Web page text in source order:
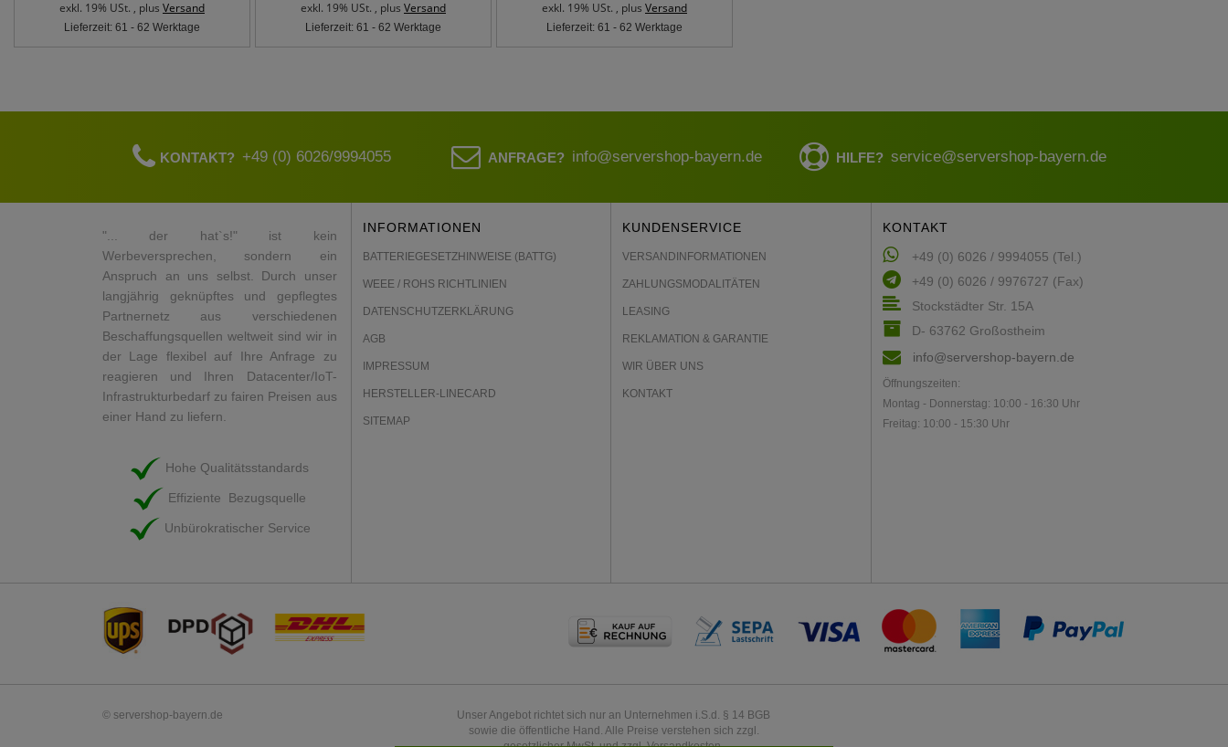
exkl. 19% USt. , plus Versand
Lieferzeit: 61 - 62 Werktage
exkl. 19% USt. , plus Versand
Lieferzeit: 61 - 62 Werktage
exkl. 19% USt. , plus Versand
Lieferzeit: 61 - 62 Werktage
KONTAKT? +49 (0) 6026/9994055 ANFRAGE? info@servershop-bayern.de HILFE? service@servershop-bayern.de
"... der hat`s!" ist kein
Werbeversprechen, sondern ein
Anspruch an uns selbst. Durch unser
langjährig geknüpftes und gepflegtes
Partnernetz aus verschiedenen
Beschaffungsquellen weltweit sind wir in
der Lage flexibel auf Ihre Anfrage zu
reagieren und Ihren Datacenter/IoT-
Infrastrukturbedarf zu fairen Preisen aus
einer Hand zu liefern.
Hohe Qualitätsstandards
Effiziente Bezugsquelle
Unbürokratischer Service
INFORMATIONEN
BATTERIEGESETZHINWEISE (BATTG)
WEEE / ROHS RICHTLINIEN
DATENSCHUTZERKLÄRUNG
AGB
IMPRESSUM
HERSTELLER-LINECARD
SITEMAP
KUNDENSERVICE
VERSANDINFORMATIONEN
ZAHLUNGSMODALITÄTEN
LEASING
REKLAMATION & GARANTIE
WIR ÜBER UNS
KONTAKT
KONTAKT
+49 (0) 6026 / 9994055 (Tel.)
+49 (0) 6026 / 9976727 (Fax)
Stockstädter Str. 15A
D- 63762 Großostheim
info@servershop-bayern.de
Öffnungszeiten:
Montag - Donnerstag: 10:00 - 16:30 Uhr
Freitag: 10:00 - 15:30 Uhr
© servershop-bayern.de
Unser Angebot richtet sich nur an Unternehmen i.S.d. § 14 BGB
sowie die öffentliche Hand. Alle Preise verstehen sich zzgl.